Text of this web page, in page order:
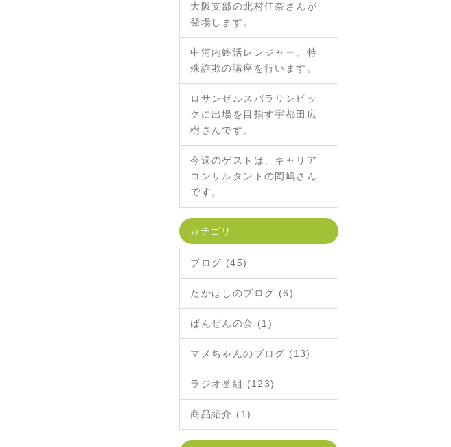
大阪支部の北村佳奈さんが
登場します。
中河内終活レンジャー、特
殊詐欺の講座を行います。
ロサンゼルスパラリンピッ
クに出場を目指す宇都田広
樹さんです。
今週のゲストは、キャリア
コンサルタントの岡嶋さん
です。
カテゴリ
ブログ (45)
たかはしのブログ (6)
ばんぜんの会 (1)
マメちゃんのブログ (13)
ラジオ番組 (123)
商品紹介 (1)